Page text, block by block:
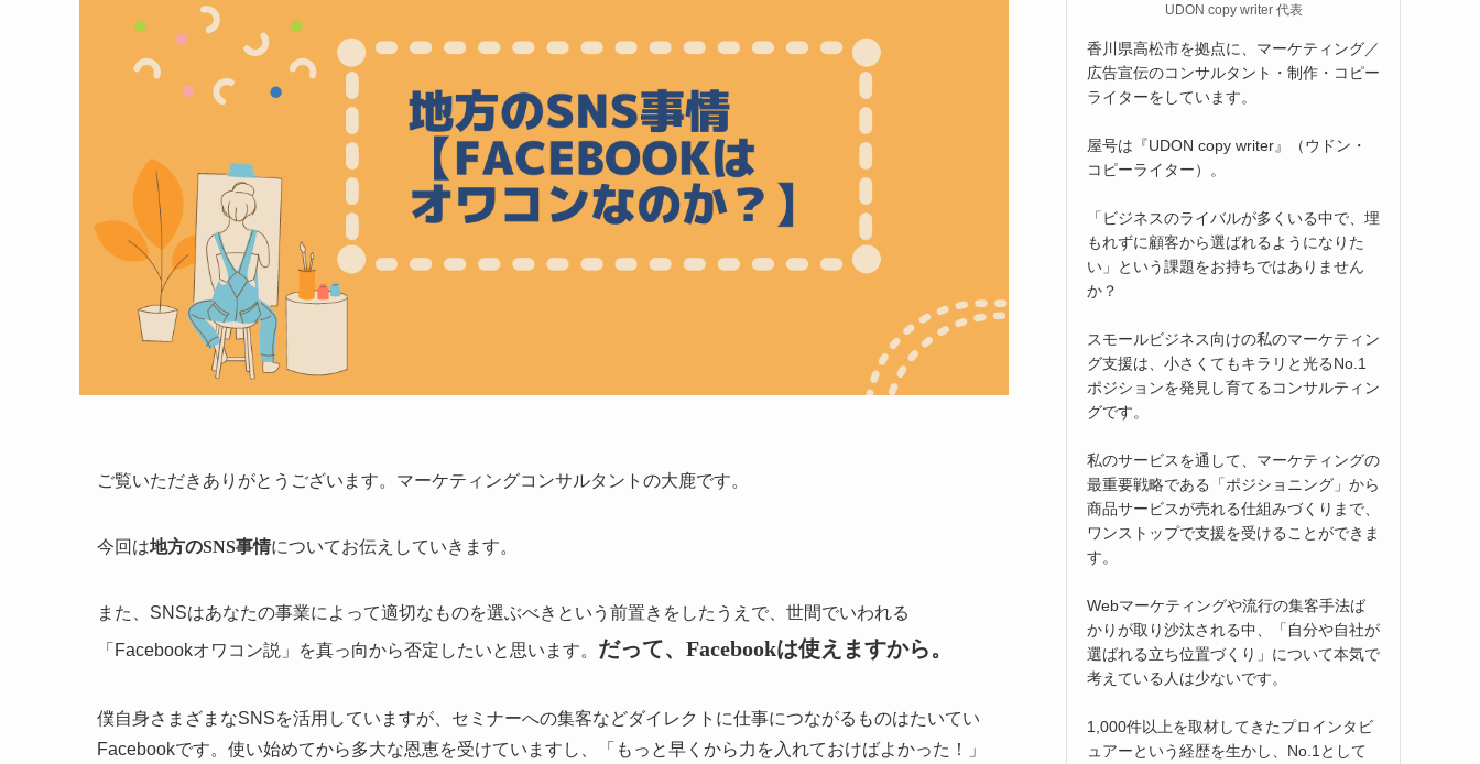
ご覧いただきありがとうございます。マーケティングコンサルタントの大鹿です。
今回は地方のSNS事情についてお伝えしていきます。
また、SNSはあなたの事業によって適切なものを選ぶべきという前置きをしたうえで、世間でいわれる
「Facebookオワコン説」を真っ向から否定したいと思います。 だって、Facebookは使えますから。
僕自身さまざまなSNSを活用していますが、セミナーへの集客などダイレクトに仕事につながるものはたいてい
Facebookです。使い始めてから多大な恩恵を受けていますし、「もっと早くから力を入れておけばよかった！」
UDON copy writer 代表
香川県高松市を拠点に、マーケティング／
広告宣伝のコンサルタント・制作・コピー
ライターをしています。
屋号は『UDON copy writer』（ウドン・
コピーライター）。
「ビジネスのライバルが多くいる中で、埋
もれずに顧客から選ばれるようになりた
い」という課題をお持ちではありません
か？
スモールビジネス向けの私のマーケティン
グ支援は、小さくてもキラリと光るNo.1
ポジションを発見し育てるコンサルティン
グです。
私のサービスを通して、マーケティングの
最重要戦略である「ポジショニング」から
商品サービスが売れる仕組みづくりまで、
ワンストップで支援を受けることができま
す。
Webマーケティングや流行の集客手法ば
かりが取り沙汰される中、「自分や自社が
選ばれる立ち位置づくり」について本気で
考えている人は少ないです。
1,000件以上を取材してきたプロインタビ
ュアーという経歴を生かし、No.1として